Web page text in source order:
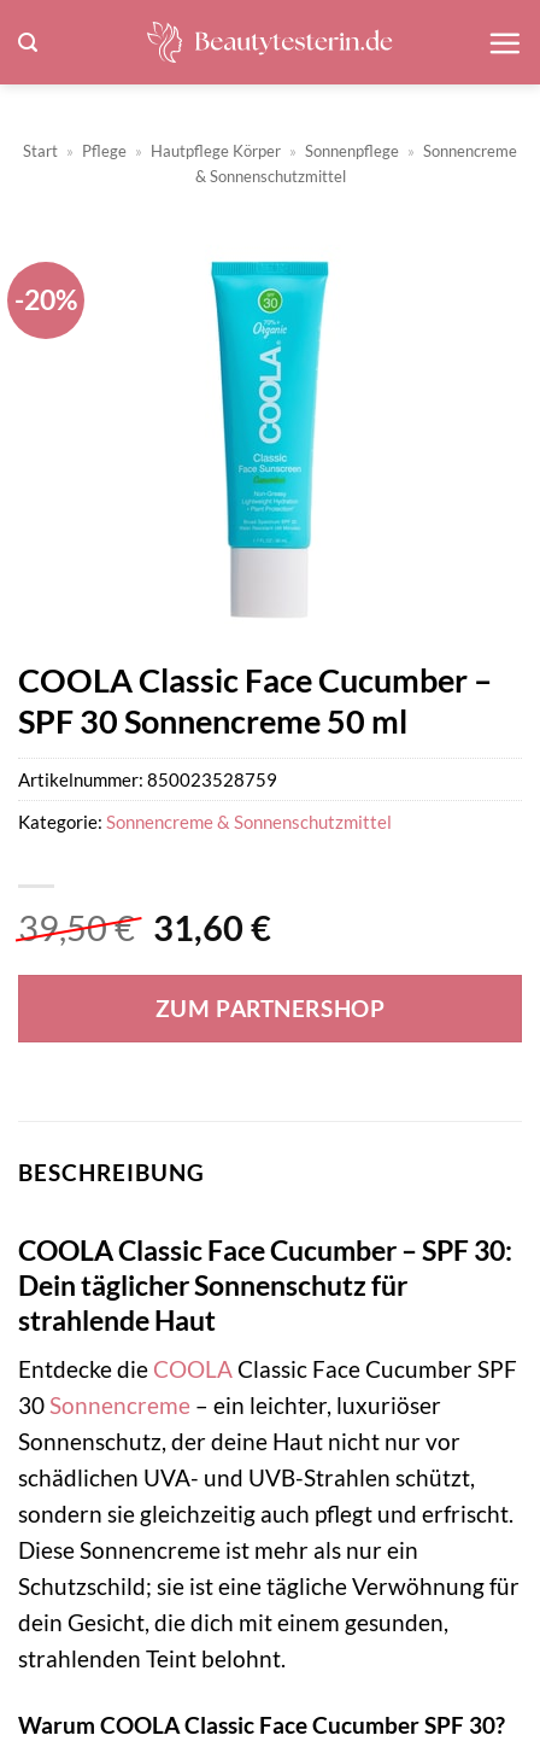
Inhalt
springen
Start » Pflege » Hautpflege Körper » Sonnenpflege » Sonnencreme
& Sonnenschutzmittel
-20%
COOLA Classic Face Cucumber –
SPF 30 Sonnencreme 50 ml
39,50€ Ursprünglicher
war:
39,50 €
31,60 €Aktueller
ist:
31,60 €.
ZUM PARTNERSHOP
Artikelnummer: 850023528759
Kategorie: Sonnencreme & Sonnenschutzmittel
BESCHREIBUNG
COOLA Classic Face Cucumber – SPF 30:
Dein täglicher Sonnenschutz für
strahlende Haut
Entdecke die COOLAClassic Face Cucumber SPF
30Sonnencreme – ein leichter, luxuriöser
Sonnenschutz, der deine Haut nicht nur vor
schädlichen UVA- und UVB-Strahlen schützt,
sondern sie gleichzeitig auch pflegt und erfrischt.
Diese Sonnencreme ist mehr als nur ein
Schutzschild; sie ist eine tägliche Verwöhnung für
dein Gesicht, die dich mit einem gesunden,
strahlenden Teint belohnt.
Warum COOLA Classic Face Cucumber SPF 30?